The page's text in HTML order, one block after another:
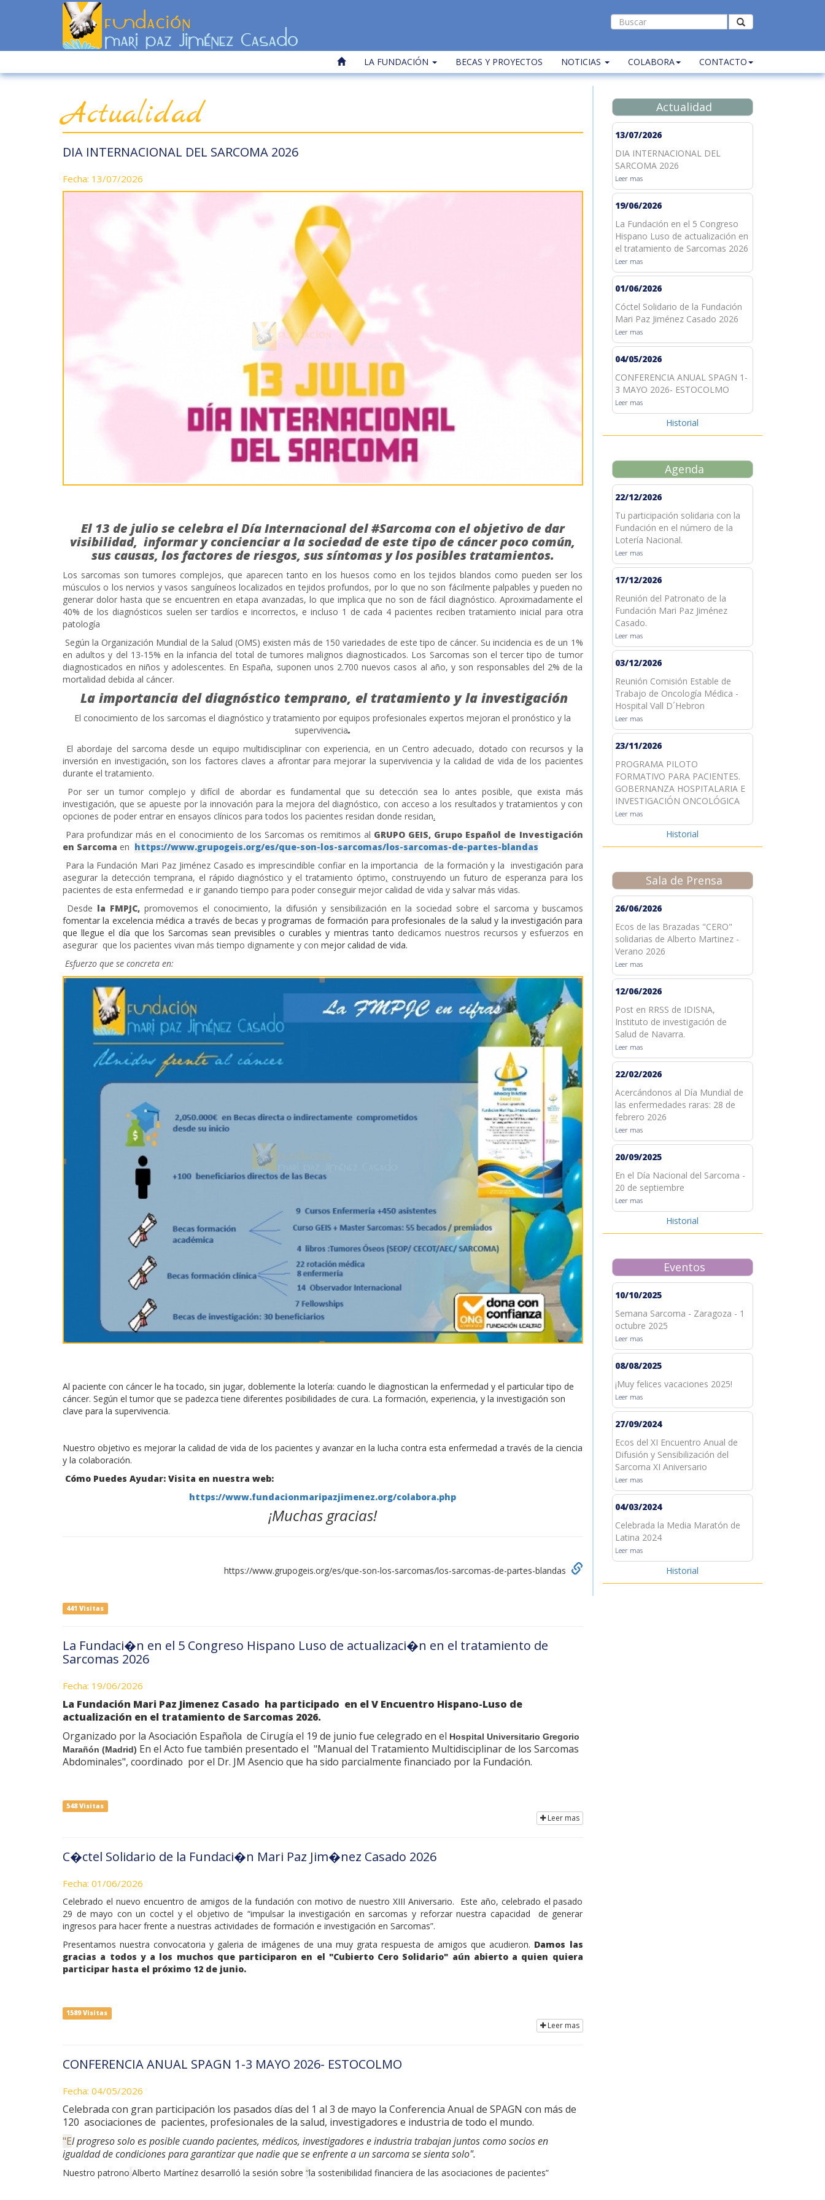
LA FUNDACIÓN BECAS Y PROYECTOS NOTICIAS COLABORA CONTACTO
Actualidad
DIA INTERNACIONAL DEL SARCOMA 2026
Fecha: 13/07/2026
El 13 de julio se celebra el Día Internacional del #Sarcoma con el objetivo de dar
visibilidad, informar y concienciar a la sociedad de este tipo de cáncer poco común,
sus causas, los factores de riesgos, sus síntomas y los posibles tratamientos.
Los sarcomas son tumores complejos, que aparecen tanto en los huesos como en los tejidos blandos como pueden ser los
músculos o los nervios y vasos sanguíneos localizados en tejidos profundos, por lo que no son fácilmente palpables y pueden no
generar dolor hasta que se encuentren en etapa avanzadas, lo que implica que no son de fácil diagnóstico. Aproximadamente el
40% de los diagnósticos suelen ser tardíos e incorrectos, e incluso 1 de cada 4 pacientes reciben tratamiento inicial para otra
patología
Según la Organización Mundial de la Salud (OMS) existen más de 150 variedades de este tipo de cáncer. Su incidencia es de un 1%
en adultos y del 13-15% en la infancia del total de tumores malignos diagnosticados. Los Sarcomas son el tercer tipo de tumor
diagnosticados en niños y adolescentes. En España, suponen unos 2.700 nuevos casos al año, y son responsables del 2% de la
mortalidad debida al cáncer.
La importancia del diagnóstico temprano, el tratamiento y la investigación
El conocimiento de los sarcomas el diagnóstico y tratamiento por equipos profesionales expertos mejoran el pronóstico y la
supervivencia.
El abordaje del sarcoma desde un equipo multidisciplinar con experiencia, en un Centro adecuado, dotado con recursos y la
inversión en investigación, son los factores claves a afrontar para mejorar la supervivencia y la calidad de vida de los pacientes
durante el tratamiento.
Por ser un tumor complejo y difícil de abordar es fundamental que su detección sea lo antes posible, que exista más
investigación, que se apueste por la innovación para la mejora del diagnóstico, con acceso a los resultados y tratamientos y con
opciones de poder entrar en ensayos clínicos para todos los pacientes residan donde residan.
Para profundizar más en el conocimiento de los Sarcomas os remitimos al GRUPO GEIS, Grupo Español de Investigación
en Sarcoma en https://www.grupogeis.org/es/que-son-los-sarcomas/los-sarcomas-de-partes-blandas
Para la Fundación Mari Paz Jiménez Casado es imprescindible confiar en la importancia de la formación y la investigación para
asegurar la detección temprana, el rápido diagnóstico y el tratamiento óptimo, construyendo un futuro de esperanza para los
pacientes de esta enfermedad e ir ganando tiempo para poder conseguir mejor calidad de vida y salvar más vidas.
Desde la FMPJC,promovemos el conocimiento, la difusión y sensibilización en la sociedad sobre el sarcoma y buscamos
fomentar la excelencia médica a través de becas y programas de formación para profesionales de la salud y la investigación para
que llegue el día que los Sarcomas sean previsibles o curables y mientras tanto dedicamos nuestros recursos y esfuerzos en
asegurar que los pacientes vivan más tiempo dignamente y con mejor calidad de vida.
Esfuerzo que se concreta en:
Al paciente con cáncer le ha tocado, sin jugar, doblemente la lotería: cuando le diagnostican la enfermedad y el particular tipo de
cáncer. Según el tumor que se padezca tiene diferentes posibilidades de cura. La formación, experiencia, y la investigación son
clave para la supervivencia.
Nuestro objetivo es mejorar la calidad de vida de los pacientes y avanzar en la lucha contra esta enfermedad a través de la ciencia
y la colaboración.
Cómo Puedes Ayudar: Visita en nuestra web:
https://www.fundacionmaripazjimenez.org/colabora.php
¡Muchas gracias!
https://www.grupogeis.org/es/que-son-los-sarcomas/los-sarcomas-de-partes-blandas
441 Visitas
La Fundaci�n en el 5 Congreso Hispano Luso de actualizaci�n en el tratamiento de
Sarcomas 2026
Fecha: 19/06/2026
La Fundación Mari Paz Jimenez Casado ha participado en el V Encuentro Hispano-Luso de
actualización en el tratamiento de Sarcomas 2026.
Organizado por la Asociación Española de Cirugía el 19 de junio fue celegrado en el Hospital Universitario Gregorio
Marañón (Madrid) En el Acto fue también presentado el "Manual del Tratamiento Multidisciplinar de los Sarcomas
Abdominales", coordinado por el Dr. JM Asencio que ha sido parcialmente financiado por la Fundación.
548 Visitas
Leer mas
C�ctel Solidario de la Fundaci�n Mari Paz Jim�nez Casado 2026
Fecha: 01/06/2026
Celebrado el nuevo encuentro de amigos de la fundación con motivo de nuestro XIII Aniversario. Este año, celebrado el pasado
29 de mayo con un coctel y el objetivo de “impulsar la investigación en sarcomas y reforzar nuestra capacidad de generar
ingresos para hacer frente a nuestras actividades de formación e investigación en Sarcomas”.
Presentamos nuestra convocatoria y galeria de imágenes de una muy grata respuesta de amigos que acudieron. Damos las
gracias a todos y a los muchos que participaron en el "Cubierto Cero Solidario" aún abierto a quien quiera
participar hasta el próximo 12 de junio.
1589 Visitas
Leer mas
CONFERENCIA ANUAL SPAGN 1-3 MAYO 2026- ESTOCOLMO
Fecha: 04/05/2026
Celebrada con gran participación los pasados días del 1 al 3 de mayo la Conferencia Anual de SPAGN con más de
120 asociaciones de pacientes, profesionales de la salud, investigadores e industria de todo el mundo.
"El progreso solo es posible cuando pacientes, médicos, investigadores e industria trabajan juntos como socios en
igualdad de condiciones para garantizar que nadie que se enfrente a un sarcoma se sienta solo".
Nuestro patrono Alberto Martínez desarrolló la sesión sobre “la sostenibilidad financiera de las asociaciones de pacientes”
Actualidad
13/07/2026
DIA INTERNACIONAL DEL
SARCOMA 2026
Leer mas
19/06/2026
La Fundación en el 5 Congreso
Hispano Luso de actualización en
el tratamiento de Sarcomas 2026
Leer mas
01/06/2026
Cóctel Solidario de la Fundación
Mari Paz Jiménez Casado 2026
Leer mas
04/05/2026
CONFERENCIA ANUAL SPAGN 1-
3 MAYO 2026- ESTOCOLMO
Leer mas
Historial
Agenda
22/12/2026
Tu participación solidaria con la
Fundación en el número de la
Lotería Nacional.
Leer mas
17/12/2026
Reunión del Patronato de la
Fundación Mari Paz Jiménez
Casado.
Leer mas
03/12/2026
Reunión Comisión Estable de
Trabajo de Oncología Médica -
Hospital Vall D´Hebron
Leer mas
23/11/2026
PROGRAMA PILOTO
FORMATIVO PARA PACIENTES.
GOBERNANZA HOSPITALARIA E
INVESTIGACIÓN ONCOLÓGICA
Leer mas
Historial
Sala de Prensa
26/06/2026
Ecos de las Brazadas "CERO"
solidarias de Alberto Martinez -
Verano 2026
Leer mas
12/06/2026
Post en RRSS de IDISNA,
Instituto de investigación de
Salud de Navarra.
Leer mas
22/02/2026
Acercándonos al Día Mundial de
las enfermedades raras: 28 de
febrero 2026
Leer mas
20/09/2025
En el Día Nacional del Sarcoma -
20 de septiembre
Leer mas
Historial
Eventos
10/10/2025
Semana Sarcoma - Zaragoza - 1
octubre 2025
Leer mas
08/08/2025
¡Muy felices vacaciones 2025!
Leer mas
27/09/2024
Ecos del XI Encuentro Anual de
Difusión y Sensibilización del
Sarcoma XI Aniversario
Leer mas
04/03/2024
Celebrada la Media Maratón de
Latina 2024
Leer mas
Historial